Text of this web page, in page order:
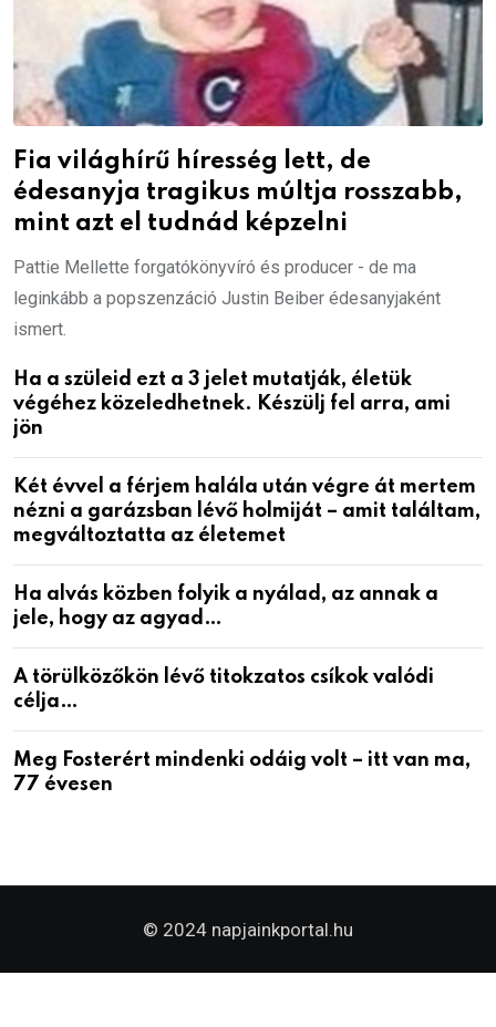
Fia világhírű híresség lett, de
édesanyja tragikus múltja rosszabb,
mint azt el tudnád képzelni
Pattie Mellette forgatókönyvíró és producer - de ma
leginkább a popszenzáció Justin Beiber édesanyjaként
ismert.
Ha a szüleid ezt a 3 jelet mutatják, életük
végéhez közeledhetnek. Készülj fel arra, ami
jön
Két évvel a férjem halála után végre át mertem
nézni a garázsban lévő holmiját – amit találtam,
megváltoztatta az életemet
Ha alvás közben folyik a nyálad, az annak a
jele, hogy az agyad…
A törülközőkön lévő titokzatos csíkok valódi
célja…
Meg Fosterért mindenki odáig volt – itt van ma,
77 évesen
© 2024 napjainkportal.hu